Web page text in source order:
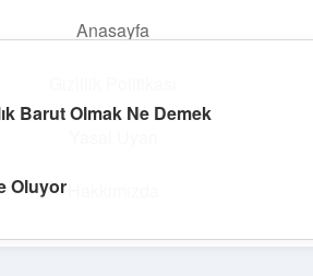
Anasayfa
Barut Olmak Ne Demek
Oluyor